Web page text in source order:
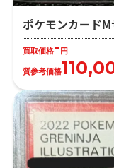
ポケモンカード
買取価格- 円
質参考価格